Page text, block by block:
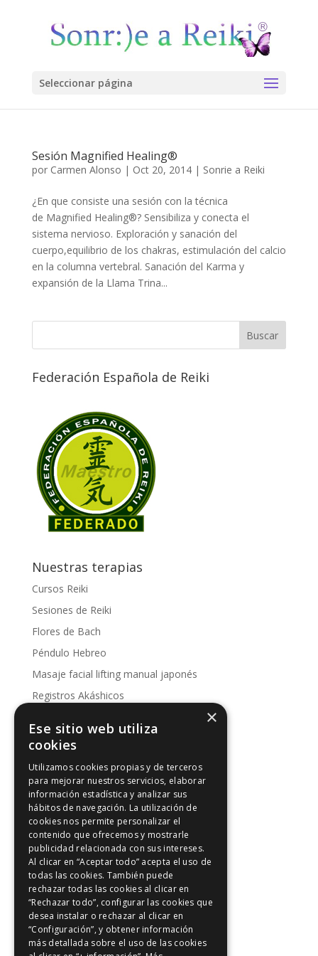
Seleccionar página
Sesión Magnified Healing®
por Carmen Alonso | Oct 20, 2014| Sonrie a Reiki
¿En que consiste una sesión con la técnica
de Magnified Healing®? Sensibiliza y conecta el
sistema nervioso. Exploración y sanación del
cuerpo,equilibrio de los chakras, estimulación del calcio
en la columna vertebral. Sanación del Karma y
expansión de la Llama Trina...
Federación Española de Reiki
Nuestras terapias
Cursos Reiki
Sesiones de Reiki
Flores de Bach
Péndulo Hebreo
Masaje facial lifting manual japonés
Registros Akáshicos
Kinesología
Artículos de interés
Artículos de interés
Intuición y Reiki
Los 5 principios Reiki
Meditación y Reiki
Positividad
Reiki en Madrid
Riu-Ji
Sanación con Reiki
×
Ese sitio web utiliza
cookies
Utilizamos cookies propias y de terceros
para mejorar nuestros servicios, elaborar
información estadística y analizar sus
hábitos de navegación. La utilización de
cookies nos permite personalizar el
contenido que ofrecemos y mostrarle
publicidad relacionada con sus intereses.
Al clicar en “Aceptar todo” acepta el uso de
todas las cookies. También puede
rechazar todas las cookies al clicar en
“Rechazar todo”, configurar las cookies que
desea instalar o rechazar al clicar en
“Configuración”, y obtener información
más detallada sobre el uso de las cookies